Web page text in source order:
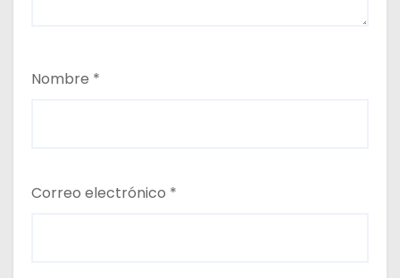
Nombre *
Correo electrónico *